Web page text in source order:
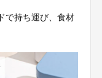
で持ち運び、食材